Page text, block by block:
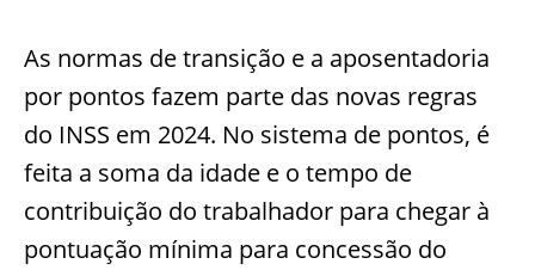
As normas de transição e a aposentadoria
por pontos fazem parte das novas regras
do INSS em 2024. No sistema de pontos, é
feita a soma da idade e o tempo de
contribuição do trabalhador para chegar à
pontuação mínima para concessão do